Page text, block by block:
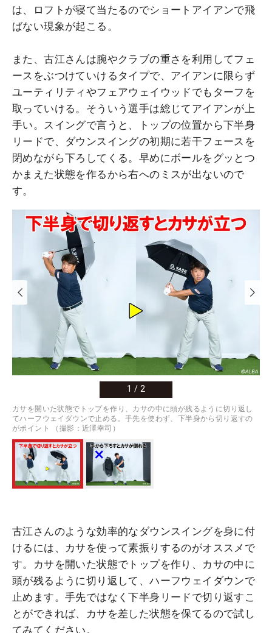
は、ロフトが寝て当たるのでショートアイアンで飛
ばない現象が起こる。
また、古江さんは腕やクラブの重さを利用してフェ
ースをぶつけていけるタイプで、アイアンに限らず
ユーティリティやフェアウェイウッドでもターフを
取っていける。そういう選手は総じてアイアンが上
手い。スイングで言うと、トップの位置から下半身
リードで、ダウンスイングの初期に若干フェースを
閉めながら下ろしてくる。早めにボールをグッとつ
かまえた状態を作るから右へのミスが出ないので
す。
1 / 2
カサを開いた状態でトップを作り、カサの中に頭が残るように切り返し
てハーフウェイダウンで止める。手先を使わず、下半身から切り返すの
がポイント （撮影：近澤幸司）
古江さんのような効率的なダウンスイングを身に付
けるには、カサを使って素振りするのがオススメで
す。カサを開いた状態でトップを作り、カサの中に
頭が残るように切り返して、ハーフウェイダウンで
止めます。手先ではなく下半身リードで切り返すこ
とができれば、カサを差した状態を保てるので試し
てみてください。